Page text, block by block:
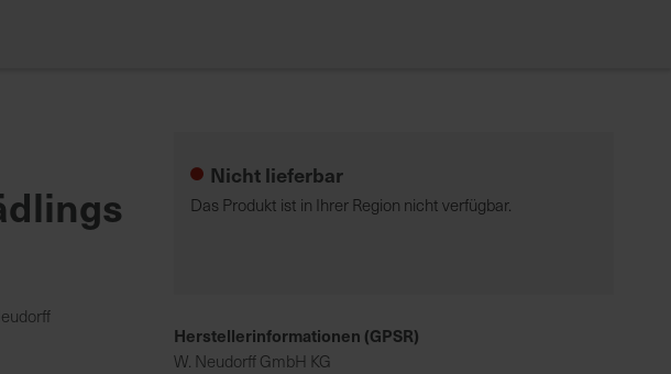
Nicht lieferbar
Das Produkt ist in Ihrer Region nicht verfügbar.
Herstellerinformationen (GPSR)
W. Neudorff GmbH KG